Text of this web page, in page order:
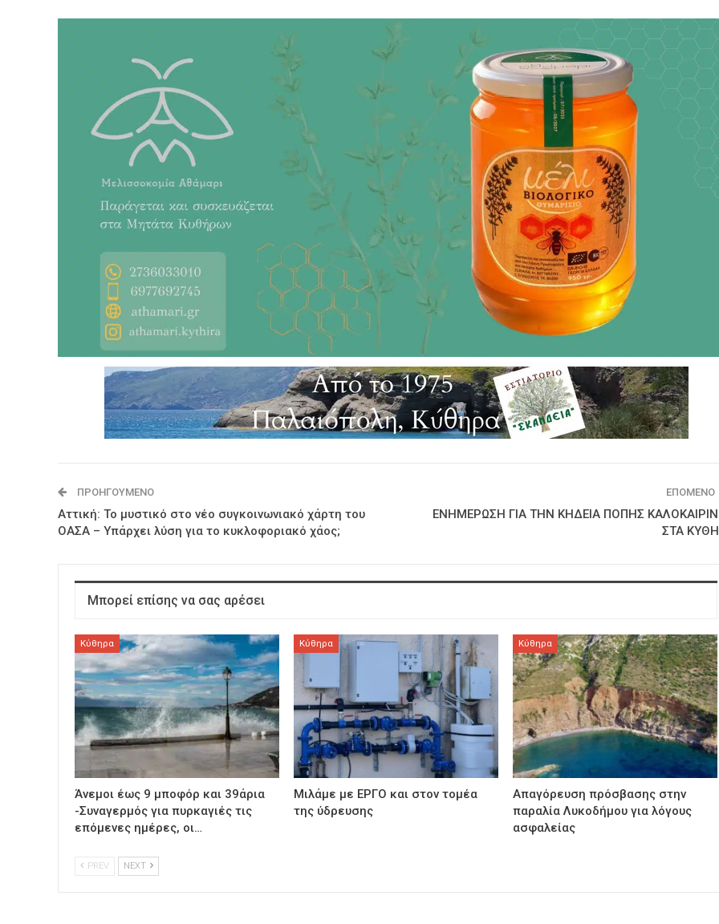
ΠΡΟΗΓΟΎΜΕΝΟ
Αττική: Το μυστικό στο νέο συγκοινωνιακό χάρτη του
ΟΑΣΑ – Υπάρχει λύση για το κυκλοφοριακό χάος;
ΕΠΌΜΕΝΟ
ΕΝΗΜΕΡΩΣΗ ΓΙΑ ΤΗΝ ΚΗΔΕΙΑ ΠΟΠΗΣ
ΣΤΑ
Μπορεί επίσης να σας αρέσει
Κύθηρα
Άνεμοι έως 9 μποφόρ και 39άρια
-Συναγερμός για πυρκαγιές τις
επόμενες ημέρες, οι…
Κύθηρα
Μιλάμε με ΕΡΓΟ και στον τομέα
της ύδρευσης
Κύθηρα
Απαγόρευση πρόσβασης στην
παραλία Λυκοδήμου για λόγους
ασφαλείας
PREV NEXT